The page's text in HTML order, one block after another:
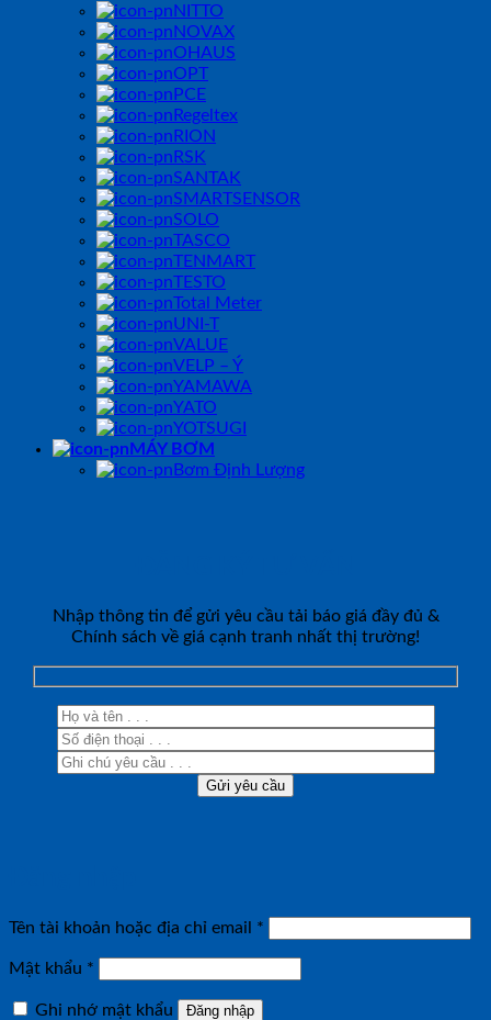
NITTO
NOVAX
OHAUS
OPT
PCE
Regeltex
RION
RSK
SANTAK
SMARTSENSOR
SOLO
TASCO
TENMART
TESTO
Total Meter
UNI-T
VALUE
VELP – Ý
YAMAWA
YATO
YOTSUGI
MÁY BƠM
Bơm Định Lượng
Nhập thông tin để gửi yêu cầu tải báo giá đầy đủ &
Chính sách về giá cạnh tranh nhất thị trường!
Tên tài khoản hoặc địa chỉ email *
Mật khẩu *
Ghi nhớ mật khẩu
Đăng nhập